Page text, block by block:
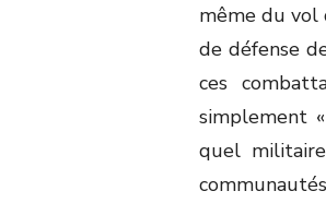
même du vol
de défense
ces
simplement
quel